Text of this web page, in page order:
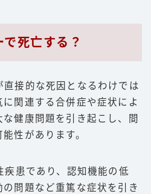
死亡する？
接的な死因となるわけでは
関連する合併症や症状によ
健康問題を引き起こし、間
性があります。
患であり、認知機能の低
問題など重篤な症状を引き